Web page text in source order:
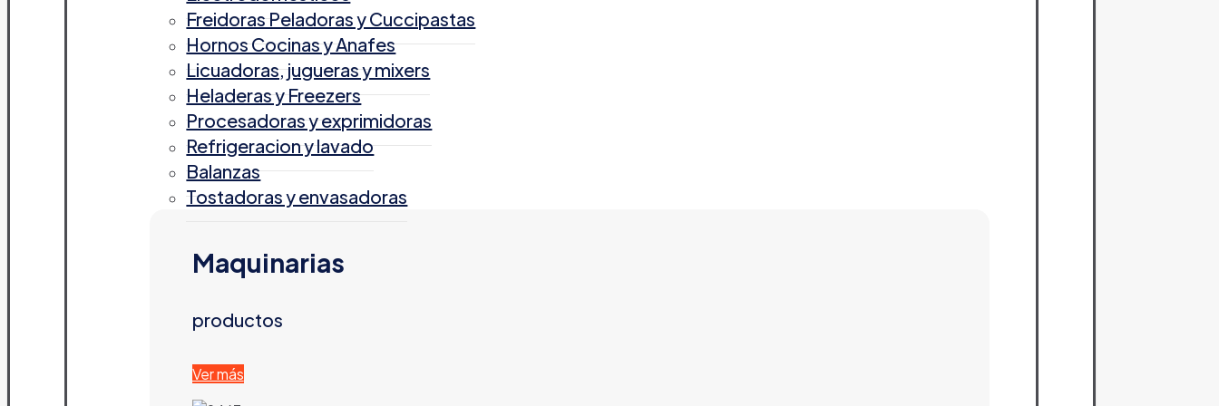
Freidoras Peladoras y Cuccipastas
Hornos Cocinas y Anafes
Licuadoras, jugueras y mixers
Heladeras y Freezers
Procesadoras y exprimidoras
Refrigeracion y lavado
Balanzas
Tostadoras y envasadoras
Maquinarias
productos
Ver más